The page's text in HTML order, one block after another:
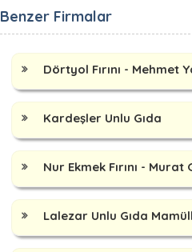
Benzer Firmalar
Dörtyol Fırını - Mehmet
Kardeşler Unlu Gıda
Nur Ekmek Fırını - Murat
Lalezar Unlu Gıda